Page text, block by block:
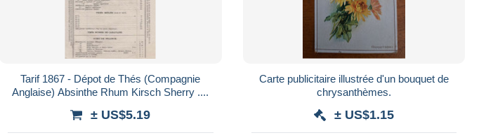
Tarif 1867 - Dépot de Thés (Compagnie
Anglaise) Absinthe Rhum Kirsch Sherry ....
± US$5.19
Carte publicitaire illustrée d'un bouquet de
chrysanthèmes.
± US$1.15